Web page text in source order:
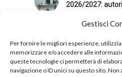
Gestisci
Per fornire le migliori esperienze,
memorizzare e/o accedere alle
queste tecnologie ci permetterà di
navigazione o ID unici su questo sito.
2026/2027:
La UIL Scuola